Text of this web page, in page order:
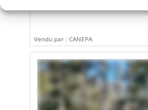
Vendu par : CANEPA